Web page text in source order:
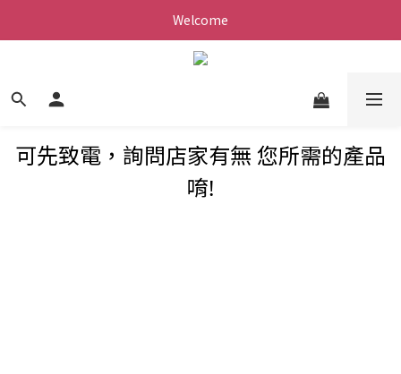
Welcome
可先致電，詢問店家有無 您所需的產品
唷!